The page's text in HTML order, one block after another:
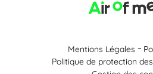
Mentions Légales
Politique de protection